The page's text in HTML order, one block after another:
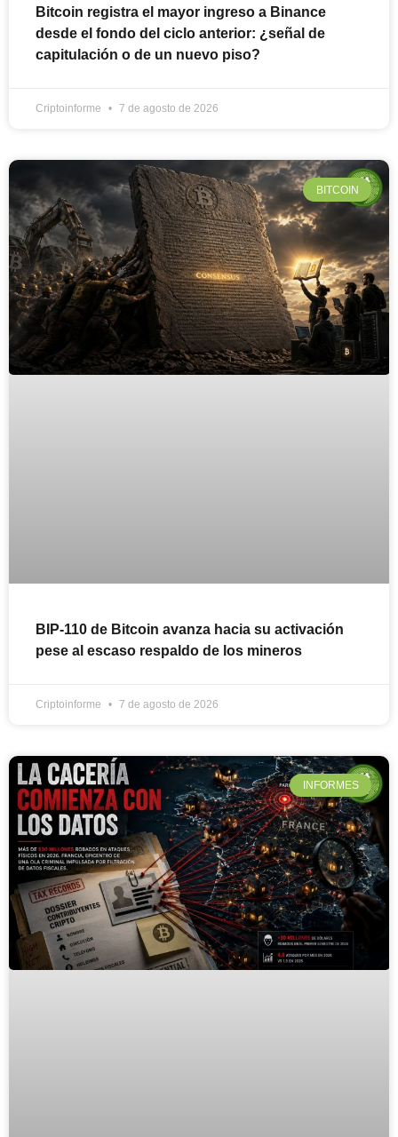
Bitcoin registra el mayor ingreso a Binance
desde el fondo del ciclo anterior: ¿señal de
capitulación o de un nuevo piso?
Criptoinforme 7 de agosto de 2026
BITCOIN
BIP-110 de Bitcoin avanza hacia su activación
pese al escaso respaldo de los mineros
Criptoinforme 7 de agosto de 2026
INFORMES